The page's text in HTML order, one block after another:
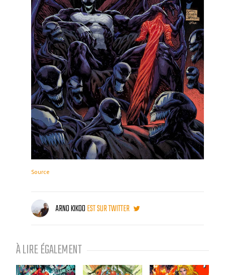
Source
ARNO KIKOOEST SUR TWITTER
À LIRE ÉGALEMENT